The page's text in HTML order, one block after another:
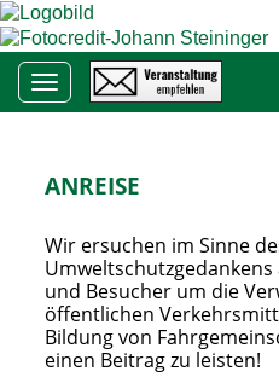
Toggle navigation
ANREISE
Wir ersuchen im Sinne
und Besucher um die
öffentlichen
Bildung von
einen Beitrag zu leisten!